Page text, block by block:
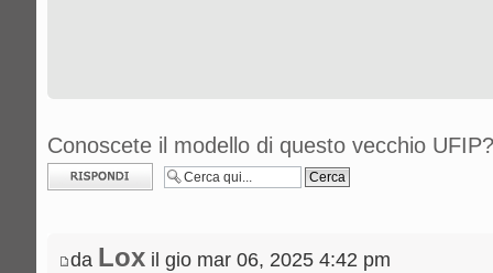
Conoscete il modello di questo vecchio UFIP?
Rispondi al
messaggio
da Lox il gio mar 06, 2025 4:42 pm